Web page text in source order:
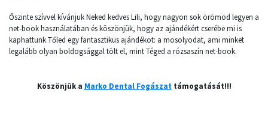
Őszinte szívvel kívánjuk Neked kedves Lili, hogy nagyon sok örömöd legyen a
net-book használatában és köszönjük, hogy az ajándékért cserébe mi is
kaphattunk Tőled egy fantasztikus ajándékot: a mosolyodat, ami minket
legalább olyan boldogsággal tölt el, mint Téged a rózsaszín net-book.
Köszönjük a Marko Dental Fogászattámogatását!!!